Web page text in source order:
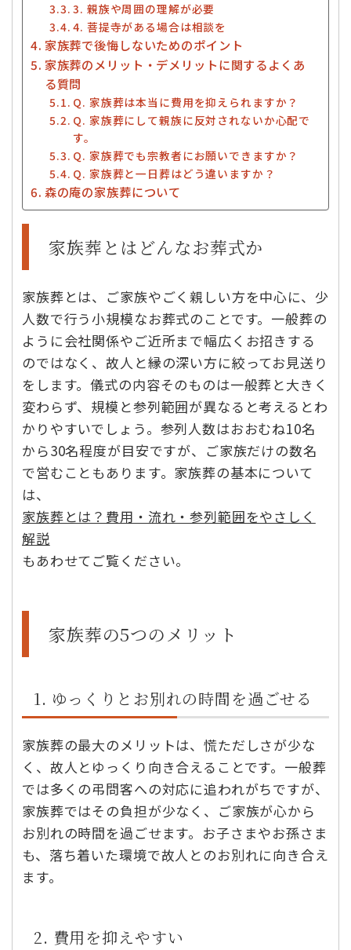
3. 親族や周囲の理解が必要
4. 菩提寺がある場合は相談を
家族葬で後悔しないためのポイント
家族葬のメリット・デメリットに関するよくあ
る質問
Q. 家族葬は本当に費用を抑えられますか？
Q. 家族葬にして親族に反対されないか心配で
す。
Q. 家族葬でも宗教者にお願いできますか？
Q. 家族葬と一日葬はどう違いますか？
森の庵の家族葬について
家族葬とはどんなお葬式か
家族葬とは、ご家族やごく親しい方を中心に、少
人数で行う小規模なお葬式のことです。一般葬の
ように会社関係やご近所まで幅広くお招きする
のではなく、故人と縁の深い方に絞ってお見送り
をします。儀式の内容そのものは一般葬と大きく
変わらず、規模と参列範囲が異なると考えるとわ
かりやすいでしょう。参列人数はおおむね10名
から30名程度が目安ですが、ご家族だけの数名
で営むこともあります。家族葬の基本について
は、
家族葬とは？費用・流れ・参列範囲をやさしく
解説
もあわせてご覧ください。
家族葬の5つのメリット
1. ゆっくりとお別れの時間を過ごせる
家族葬の最大のメリットは、慌ただしさが少な
く、故人とゆっくり向き合えることです。一般葬
では多くの弔問客への対応に追われがちですが、
家族葬ではその負担が少なく、ご家族が心から
お別れの時間を過ごせます。お子さまやお孫さま
も、落ち着いた環境で故人とのお別れに向き合え
ます。
2. 費用を抑えやすい